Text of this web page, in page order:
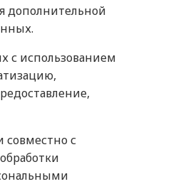
дополнительной
с использованием
совместно с